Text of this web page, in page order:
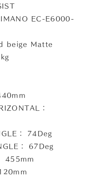
EC-E6000-
beige Matte
：
： 74Deg
： 67Deg
455mm